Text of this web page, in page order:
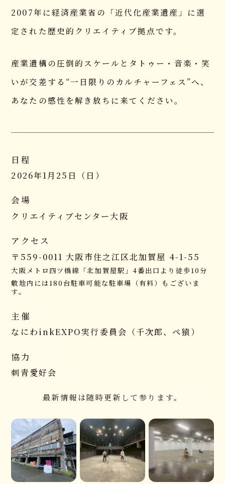
NEWS
CAST
出演者一覧
SPONSOR
SHOP
CONTACT
2007年に経済産業省の「近代化産業遺産」に選
定された歴史的クリエイティブ拠点です。
産業遺構の圧倒的スケールとタトゥー・音楽・笑
いが交差する“一日限りのカルチャーフェス”へ、
あなたの感性を解き放ちに来てください。
日程
2026年1月25日（日）
会場
クリエイティブセンター大阪
アクセス
〒559-0011 大阪市住之江区北加賀屋 4-1-55
大阪メトロ四ツ橋線「北加賀屋駅」4番出口より徒歩10分
敷地内には180台駐車可能な駐車場（有料）もございま
す。
主催
なにわinkEXPO実行委員会 （千次郎、ペ猿）
協力
刺青愛好会
最新情報は随時更新して参ります。